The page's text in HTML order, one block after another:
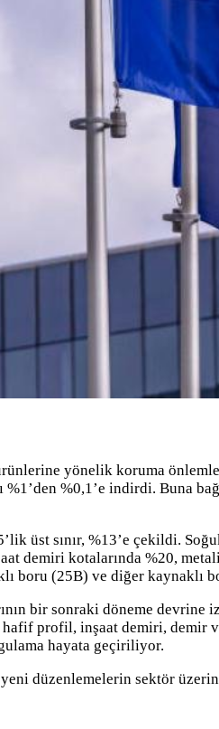
yönelik koruma
%0,1’e indirdi. Buna
üst sınır, %13’e çekildi.
demiri kotalarında %20,
(25B) ve diğer kaynaklı
bir sonraki döneme
profil, inşaat demiri,
hayata geçiriliyor.
düzenlemelerin sektör